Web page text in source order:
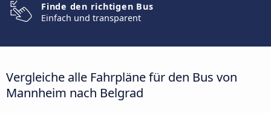
Finde den richtigen Bus
Einfach und transparent
Vergleiche alle Fahrpläne für den Bus von
Mannheim nach Belgrad